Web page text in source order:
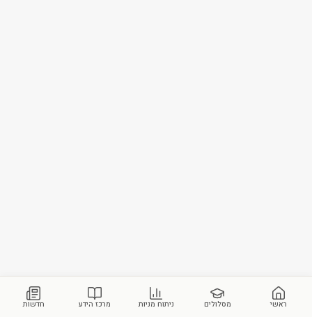
ראשי מסלולים ניתוח מניות מרכז הידע חדשות